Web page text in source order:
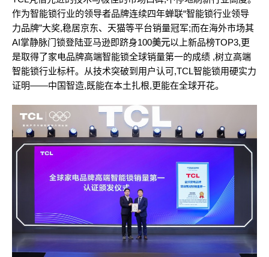
作为智能锁行业的领导者品牌连续四年蝉联“智能锁行业领导
力品牌”大奖,稳居京东、天猫等平台销量冠军;而在海外市场其
AI掌静脉门锁登陆亚马逊即跻身100美元以上新品榜TOP3,更
是取得了家电品牌高端智能锁全球销量第一的成绩 ,树立高端
智能锁行业标杆。从技术突破到用户认可,TCL智能锁用硬实力
证明——中国智造,既能在本土扎根,更能在全球开花。